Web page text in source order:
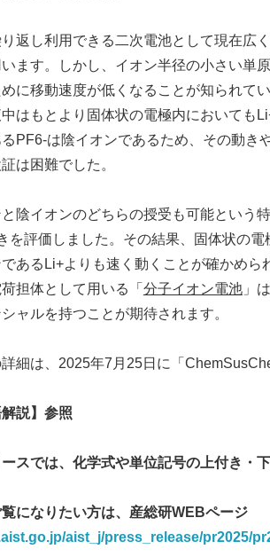
返し利用できる二次電池として現在広
ます。しかし、イオン半径の小さい単
に移動速度が低くなることが知られて
はもとより固体状の電極内においても
PF6-は陰イオンであるため、その動き
は困難でした。
陰イオンのどちらの授受も可能という
を評価しました。その結果、固体状の
あるLi+よりも速く動くことが確かめ
担体として用いる「 分子イオン電池」
ャルを持つことが期待されます。
細は、2025年7月25日に「
説】参照
スでは、化学式や単位記号の上付き・
になりたい方は、産総研WEBページ
aist_j/press_release/pr2025/